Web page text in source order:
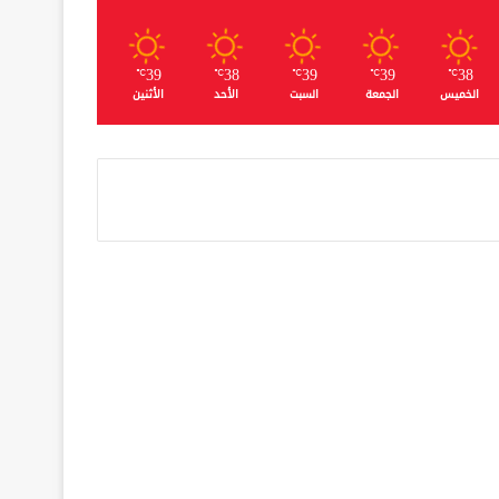
38
℃
الخميس
39
℃
الجمعة
39
℃
السبت
38
℃
الأحد
39
℃
الأثنين